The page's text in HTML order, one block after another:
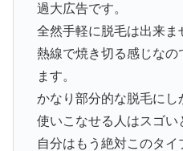
過大広告です。
全然手軽に脱毛は出来ま
熱線で焼き切る感じなの
ます。
かなり部分的な脱毛に
使いこなせる人はスゴい
自分はもう絶対このタイ